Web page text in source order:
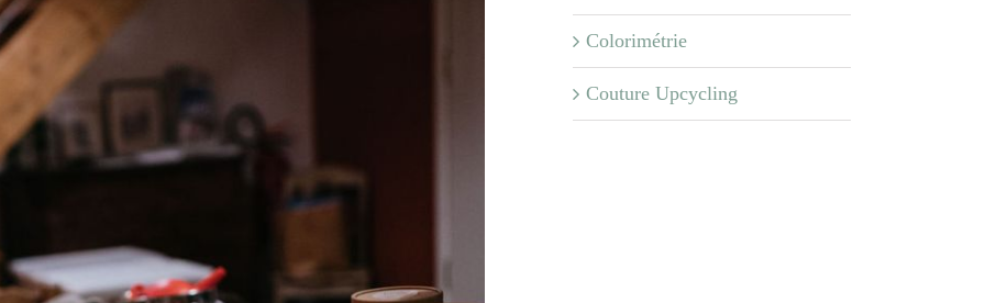
Colorimétrie
Couture Upcycling